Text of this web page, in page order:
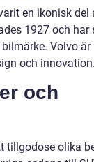
en ikonisk del
1927 och har
Volvo
och
och
tillgodose olika